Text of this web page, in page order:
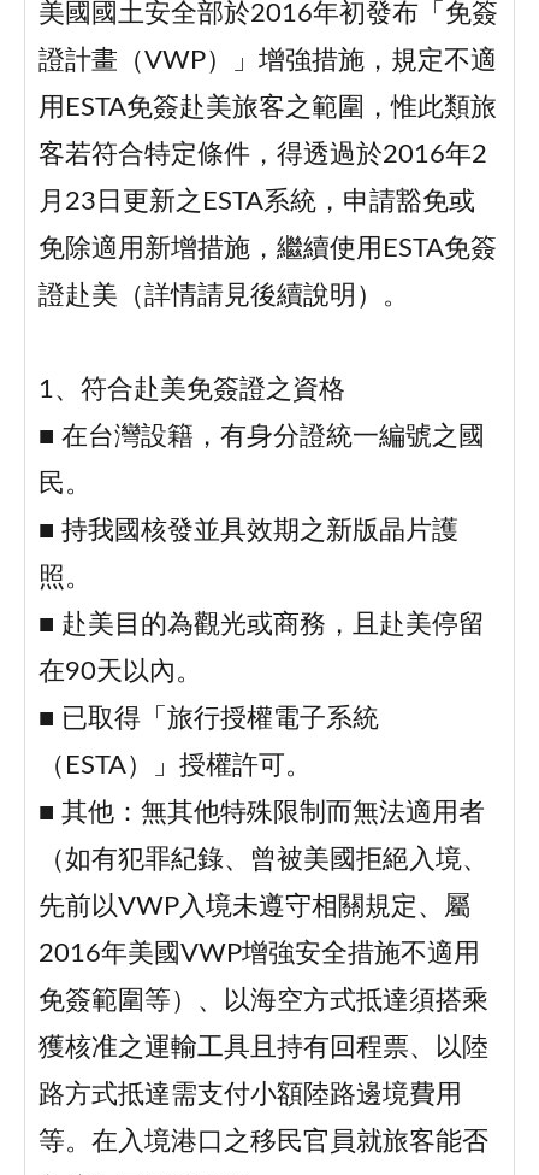
美國國土安全部於2016年初發布「免簽
證計畫（VWP）」增強措施，規定不適
用ESTA免簽赴美旅客之範圍，惟此類旅
客若符合特定條件，得透過於2016年2
月23日更新之ESTA系統，申請豁免或
免除適用新增措施，繼續使用ESTA免簽
證赴美（詳情請見後續說明）。
1、符合赴美免簽證之資格
■ 在台灣設籍，有身分證統一編號之國
民。
■ 持我國核發並具效期之新版晶片護
照。
■ 赴美目的為觀光或商務，且赴美停留
在90天以內。
■ 已取得「旅行授權電子系統
（ESTA）」授權許可。
■ 其他：無其他特殊限制而無法適用者
（如有犯罪紀錄、曾被美國拒絕入境、
先前以VWP入境未遵守相關規定、屬
2016年美國VWP增強安全措施不適用
免簽範圍等）、以海空方式抵達須搭乘
獲核准之運輸工具且持有回程票、以陸
路方式抵達需支付小額陸路邊境費用
等。在入境港口之移民官員就旅客能否